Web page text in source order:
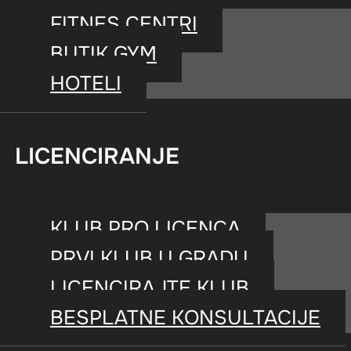
FITNES CENTRI
BUTIK GYM
HOTELI
LICENCIRANJE
KLUB PRO LICENCA
PRVI KLUB U GRADU
LICENCIRAJTE KLUB
BESPLATNE KONSULTACIJE